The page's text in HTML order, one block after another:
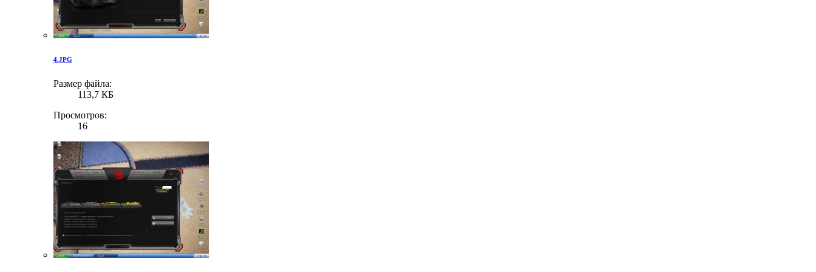
4.JPG
Размер файла:
113,7 КБ
Просмотров:
16